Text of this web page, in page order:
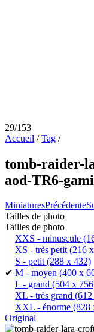
29/153
Accueil /Tag /
tomb-raider-
aod-TR6-
MiniaturesPrécédente
Tailles de photo
Tailles de photo
XXS - minuscule
XS - très petit(216
S - petit(288 x 432)
✔ M - moyen (400 x
L - grand (504 x
XL - très grand
XXL - énorme (828
Original